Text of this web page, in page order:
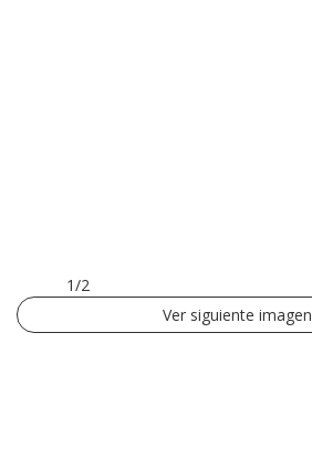
1/2
Ver siguiente imagen